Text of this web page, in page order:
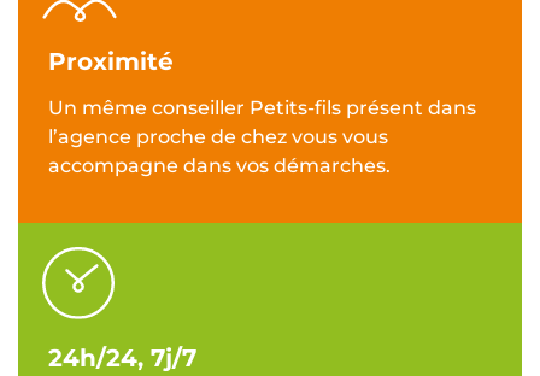
Proximité
Un même conseiller Petits-fils présent dans
l’agence proche de chez vous vous
accompagne dans vos démarches.
24h/24, 7j/7